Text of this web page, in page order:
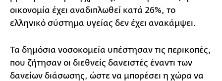
οικονομία έχει αναδιπλωθεί κατά 26%, το
ελληνικό σύστημα υγείας δεν έχει ανακάμψει.
Τα δημόσια νοσοκομεία υπέστησαν τις περικοπές,
που ζήτησαν οι διεθνείς δανειστές έναντι των
δανείων διάσωσης, ώστε να μπορέσει η χώρα να